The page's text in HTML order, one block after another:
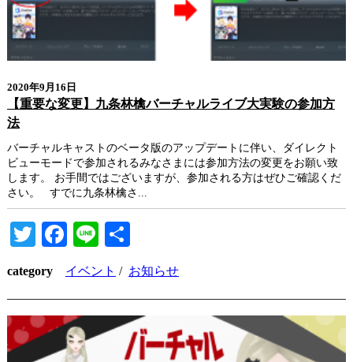
2020年9月16日
【重要な変更】九条林檎バーチャルライブ大実験の参加方
法
バーチャルキャストのベータ版のアップデートに伴い、ダイレクト
ビューモードで参加されるみなさまには参加方法の変更をお願い致
します。 お手間ではございますが、参加される方はぜひご確認くだ
さい。 すでに九条林檎さ...
TwitterFacebook
Line
有
category イベント / お知らせ